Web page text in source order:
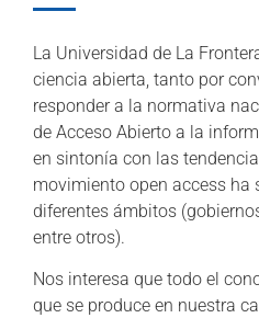
La Universidad de La
ciencia abierta, tanto por
responder a la normativa
de Acceso Abierto a la
en sintonía con las
movimiento open access ha
diferentes ámbitos
entre otros).
Nos interesa que todo el
que se produce en nuestra